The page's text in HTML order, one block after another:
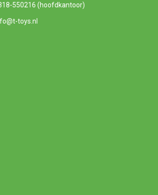
550216 (hoofdkantoor)
toys.nl